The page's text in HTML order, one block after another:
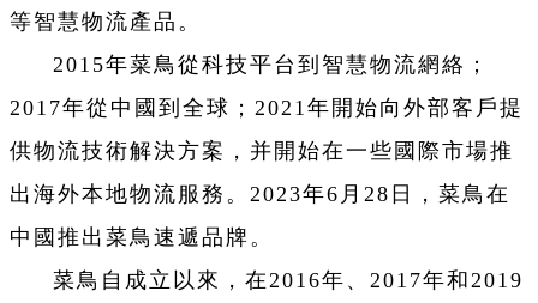
等智慧物流產品。
2015年菜鳥從科技平台到智慧物流網絡；
2017年從中國到全球；2021年開始向外部客戶提
供物流技術解決方案，并開始在一些國際市場推
出海外本地物流服務。2023年6月28日，菜鳥在
中國推出菜鳥速遞品牌。
菜鳥自成立以來，在2016年、2017年和2019